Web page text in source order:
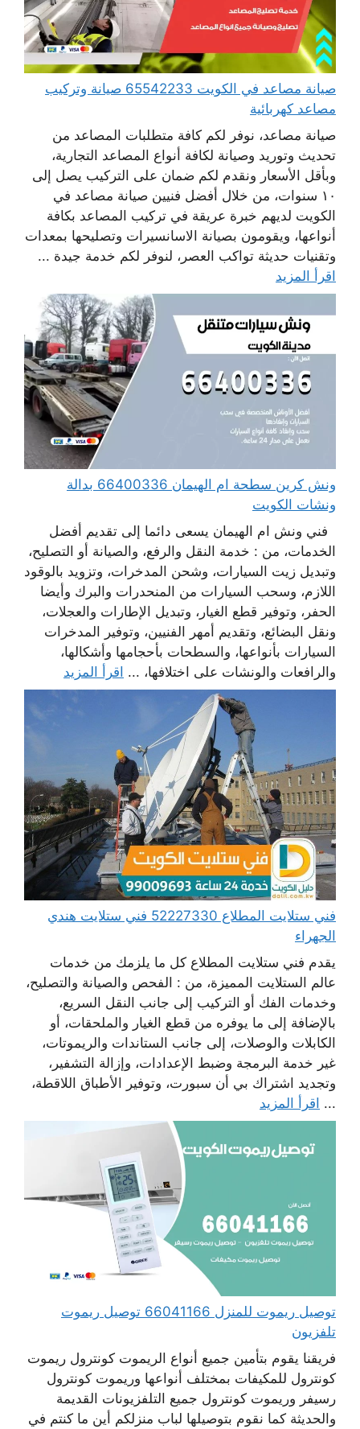
صيانة مصاعد في الكويت 65542233 صيانة وتركيب
مصاعد كهربائية
صيانة مصاعد، نوفر لكم كافة متطلبات المصاعد من
تحديث وتوريد وصيانة لكافة أنواع المصاعد التجارية،
وبأقل الأسعار ونقدم لكم ضمان على التركيب يصل إلى
١٠ سنوات، من خلال أفضل فنيين صيانة مصاعد في
الكويت لديهم خبرة عريقة في تركيب المصاعد بكافة
أنواعها، ويقومون بصيانة الاسانسيرات وتصليحها بمعدات
وتقنيات حديثة تواكب العصر، لنوفر لكم خدمة جيدة ...
اقرأ المزيد
ونش كرين سطحة ام الهيمان 66400336 بدالة
ونشات الكويت
فني ونش ام الهيمان يسعى دائما إلى تقديم أفضل
الخدمات، من : خدمة النقل والرفع، والصيانة أو التصليح،
وتبديل زيت السيارات، وشحن المدخرات، وتزويد بالوقود
اللازم، وسحب السيارات من المنحدرات والبرك وأيضا
الحفر، وتوفير قطع الغيار، وتبديل الإطارات والعجلات،
ونقل البضائع، وتقديم أمهر الفنيين، وتوفير المدخرات
السيارات بأنواعها، والسطحات بأحجامها وأشكالها،
والرافعات والونشات على اختلافها، ... اقرأ المزيد
فني ستلايت المطلاع 52227330 فني ستلايت هندي
الجهراء
يقدم فني ستلايت المطلاع كل ما يلزمك من خدمات
عالم الستلايت المميزة، من : الفحص والصيانة والتصليح،
وخدمات الفك أو التركيب إلى جانب النقل السريع،
بالإضافة إلى ما يوفره من قطع الغيار والملحقات، أو
الكابلات والوصلات، إلى جانب الستاندات والريموتات،
غير خدمة البرمجة وضبط الإعدادات، وإزالة التشفير،
وتجديد اشتراك بي أن سبورت، وتوفير الأطباق اللاقطة،
... اقرأ المزيد
توصيل ريموت للمنزل 66041166 توصيل ريموت
تلفزيون
فريقنا يقوم بتأمين جميع أنواع الريموت كونترول ريموت
كونترول للمكيفات بمختلف أنواعها وريموت كونترول
رسيفر وريموت كونترول جميع التلفزيونات القديمة
والحديثة كما نقوم بتوصيلها لباب منزلكم أين ما كنتم في